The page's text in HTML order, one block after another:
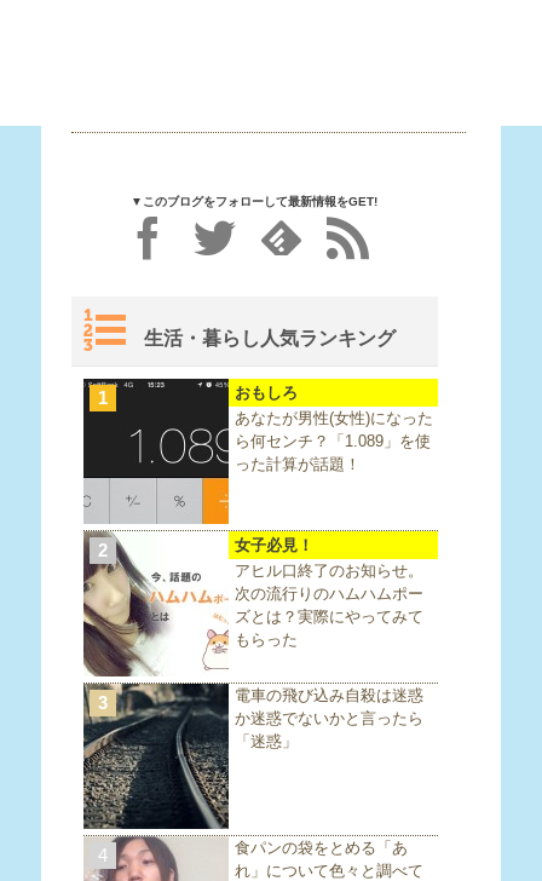
▼このブログをフォローして最新情報をGET!
生活・暮らし人気ランキング
1
おもしろ
あなたが男性(女性)になった
ら何センチ？「1.089」を使
った計算が話題！
2
女子必見！
アヒル口終了のお知らせ。
次の流行りのハムハムポー
ズとは？実際にやってみて
もらった
3
電車の飛び込み自殺は迷惑
か迷惑でないかと言ったら
「迷惑」
4
食パンの袋をとめる「あ
れ」について色々と調べて